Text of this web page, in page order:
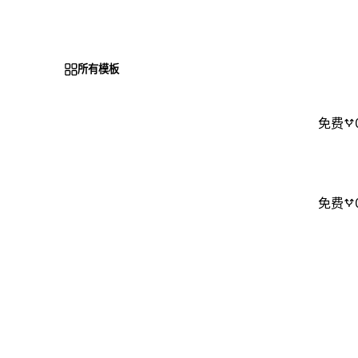
所有模板
免费
免费